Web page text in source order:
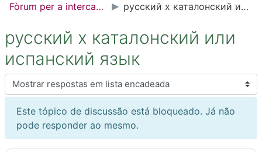
Fòrum per a intercanvis lingüístics русский x каталонский или испанский язык
русский x каталонский или
испанский язык
Modo de visualização
Este tópico de discussão está bloqueado. Já não
pode responder ao mesmo.